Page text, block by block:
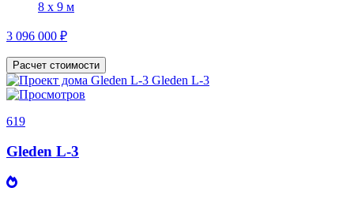
8 х 9 м
3 096 000 ₽
Расчет стоимости
619
Gleden L-3